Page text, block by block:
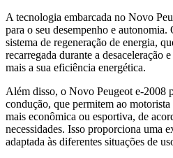
A tecnologia embarcada no Novo
para o seu desempenho e
sistema de regeneração de energia,
recarregada durante a desaceleração
mais a sua eficiência energética.
Além disso, o Novo Peugeot e-2008
condução, que permitem ao
mais econômica ou esportiva, de
necessidades. Isso proporciona uma
adaptada às diferentes situações de